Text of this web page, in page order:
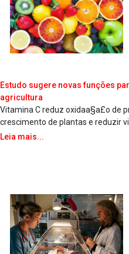
Estudo sugere novas funções
agricultura
Vitamina C reduz oxidaa§a£o de
crescimento de plantas e reduzir
Leia mais...